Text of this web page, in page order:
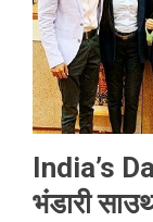
India’s
भंडारी